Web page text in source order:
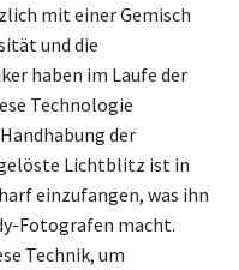
mit einer Gemisch
und die
haben im Laufe der
Technologie
der
Lichtblitz ist in
einzufangen, was ihn
Fotografen macht.
Technik, um